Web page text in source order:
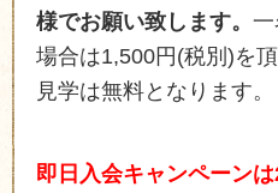
様でお願い致します。
場合は1,500円(税別)を
見学は無料となります。
即日入会キャンペーン